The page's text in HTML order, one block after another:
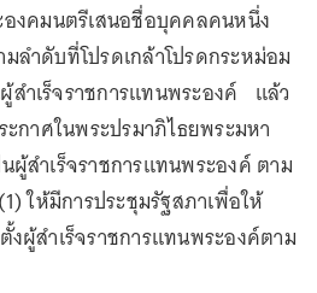
งคมนตรีเสนอชื่อบุคคลคนหนึ่ง
ำดับที่โปรดเกล้าโปรดกระหม่อม
สำเร็จราชการแทนพระองค์ แล้ว
กาศในพระปรมาภิไธยพระมหา
สำเร็จราชการแทนพระองค์ ตาม
ให้มีการประชุมรัฐสภาเพื่อให้
งผู้สำเร็จราชการแทนพระองค์ตาม